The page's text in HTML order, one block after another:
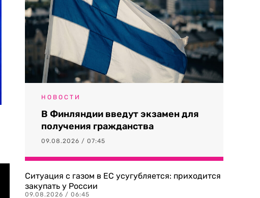
НОВОСТИ
В Финляндии введут экзамен для
получения гражданства
09.08.2026 / 07:45
Ситуация с газом в ЕС усугубляется: приходится
закупать у России
09.08.2026 / 06:45